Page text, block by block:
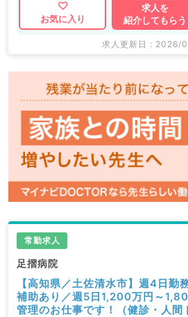
お気に入り
求人を
紹介してもらう
求人更新日 : 2026/
常勤求人
足摺病院
【高知県／土佐清水市】週4日
補助あり／週5日1,200万円～
管理のお仕事です！（健診・人間